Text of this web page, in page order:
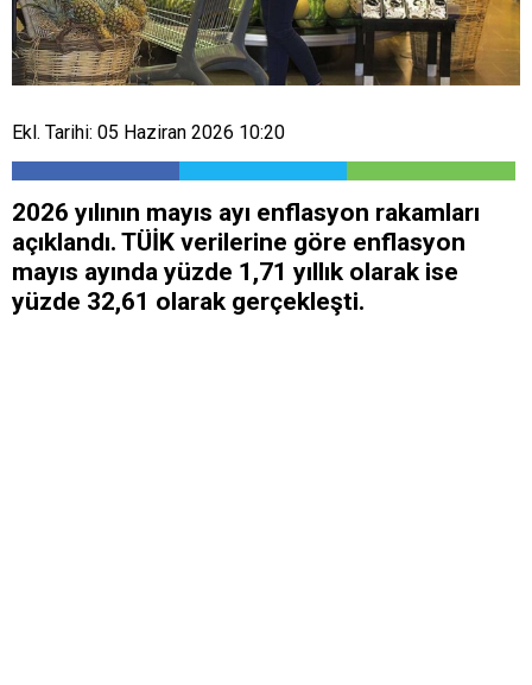
Ekl. Tarihi: 05 Haziran 2026 10:20
2026 yılının mayıs ayı enflasyon rakamları
açıklandı. TÜİK verilerine göre enflasyon
mayıs ayında yüzde 1,71 yıllık olarak ise
yüzde 32,61 olarak gerçekleşti.